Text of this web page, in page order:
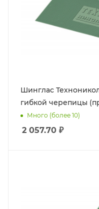
Шинглас
гибкой черепицы
Много (более 10)
2 057.70 ₽